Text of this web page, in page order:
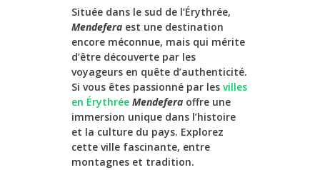
Située dans le sud de l’Érythrée,
Mendefera est une destination
encore méconnue, mais qui mérite
d’être découverte par les
voyageurs en quête d’authenticité.
Si vous êtes passionné par les villes
en Érythrée Mendefera offre une
immersion unique dans l’histoire
et la culture du pays. Explorez
cette ville fascinante, entre
montagnes et tradition.